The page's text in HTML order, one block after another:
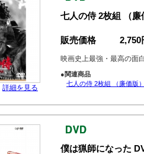
詳細を見る
七人の侍 2枚組 （廉
販売価格 2,750
映画史上最強・最高の面
●関連商品
七人の侍 2枚組 （廉価版）
僕は猟師になった